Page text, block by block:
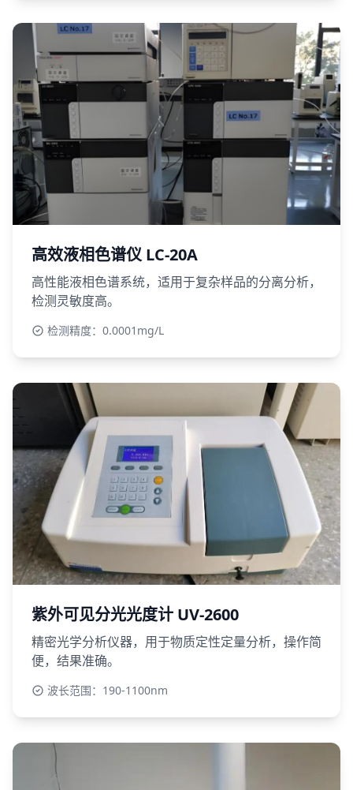
高效液相色谱仪 LC-20A
高性能液相色谱系统，适用于复杂样品的分离分析，
检测灵敏度高。
检测精度：0.0001mg/L
紫外可见分光光度计 UV-2600
精密光学分析仪器，用于物质定性定量分析，操作简
便，结果准确。
波长范围：190-1100nm